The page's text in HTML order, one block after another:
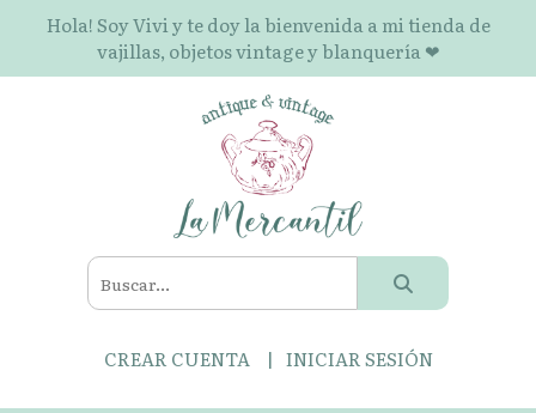
Hola! Soy Vivi y te doy la bienvenida a mi tienda de
vajillas, objetos vintage y blanquería ❤
CREAR CUENTA INICIAR SESIÓN